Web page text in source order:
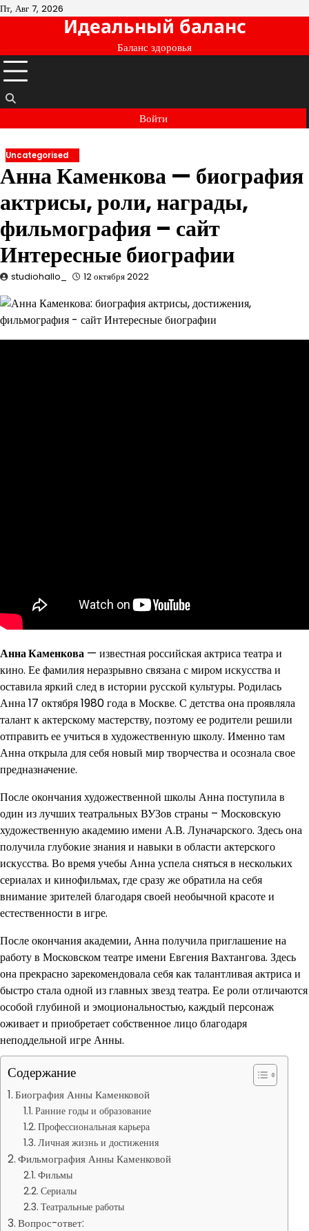
Перейти
Пт, Авг 7, 2026
Идеальный баланс
Баланс здоровья
Войти
Uncategorised
Анна Каменкова — биография
актрисы, роли, награды,
фильмография – сайт
Интересные биографии
studiohallo_ 12 октября 2022
Анна Каменкова — известная российская актриса театра и
кино. Ее фамилия неразрывно связана с миром искусства и
оставила яркий след в истории русской культуры. Родилась
Анна 17 октября 1980 года в Москве. С детства она проявляла
талант к актерскому мастерству, поэтому ее родители решили
отправить ее учиться в художественную школу. Именно там
Анна открыла для себя новый мир творчества и осознала свое
предназначение.
После окончания художественной школы Анна поступила в
один из лучших театральных ВУЗов страны – Московскую
художественную академию имени А.В. Луначарского. Здесь она
получила глубокие знания и навыки в области актерского
искусства. Во время учебы Анна успела сняться в нескольких
сериалах и кинофильмах, где сразу же обратила на себя
внимание зрителей благодаря своей необычной красоте и
естественности в игре.
После окончания академии, Анна получила приглашение на
работу в Московском театре имени Евгения Вахтангова. Здесь
она прекрасно зарекомендовала себя как талантливая актриса и
быстро стала одной из главных звезд театра. Ее роли отличаются
особой глубиной и эмоциональностью, каждый персонаж
оживает и приобретает собственное лицо благодаря
неподдельной игре Анны.
Содержание
Биография Анны Каменковой
Ранние годы и образование
Профессиональная карьера
Личная жизнь и достижения
Фильмография Анны Каменковой
Фильмы
Сериалы
Театральные работы
Вопрос-ответ: